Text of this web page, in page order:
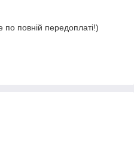
повній передоплаті!)